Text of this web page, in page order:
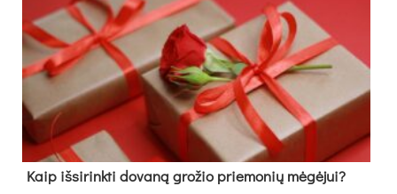
Kaip išsirinkti dovaną grožio priemonių mėgėjui?